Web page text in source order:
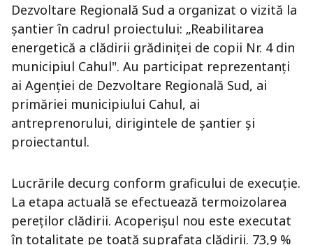
Dezvoltare Regională Sud a organizat o vizită la
șantier în cadrul proiectului: „Reabilitarea
energetică a clădirii grădiniței de copii Nr. 4 din
municipiul Cahul". Au participat reprezentanți
ai Agenției de Dezvoltare Regională Sud, ai
primăriei municipiului Cahul, ai
antreprenorului, dirigintele de șantier și
proiectantul.
Lucrările decurg conform graficului de execuție.
La etapa actuală se efectuează termoizolarea
pereților clădirii. Acoperișul nou este executat
în totalitate pe toată suprafața clădirii. 73,9 %